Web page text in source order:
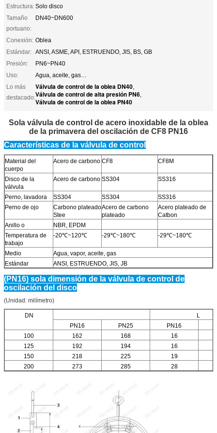
Estructura:Solo disco
Tamaño
portuario:
DN40~DN600
Conexión: Oblea
Estándar: ANSI, ASME, API, ESTRUENDO, JIS, BS, GB
Presión:
PN6~PN40
Uso:
Agua, aceite, gas…
Lo más
destacado:
Válvula de control de la oblea DN40,
Válvula de control de alta presión PN6,
Válvula de control de la oblea PN40
Sola válvula de control de acero inoxidable de la oblea
de la primavera del oscilación de CF8 PN16
Características de la válvula de control
Material del
cuerpo
Acero de carbono CF8 CF8M
Disco de la
válvula
Acero de carbono SS304 SS316
Perno, lavadora SS304 SS304
SS316
Perno de ojo
Carbono plateado
Stee
Acero de carbono
plateado
Acero plateado de
Catbon
Anillo o
NBR, EPDM
Temperatura de
trabajo
-20℃~120℃ -29℃~180℃ -29℃~180℃
Medio
Agua, vapor, aceite, gas
Estándar
ANSI, ESTRUENDO, JIS, JB
(PN16) sola dimensión de la válvula de control de
oscilación del disco
(Unidad: milímetro)
DN
L
PN16
PN25 PN16
100
162 168
16
125
192 194
16
150
218 225
19
200
273 285 28